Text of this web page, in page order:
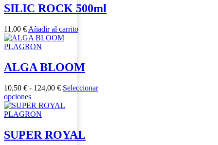
página
de
producto
hasta
52,00 €
variantes.
Las
se
pueden
elegir
la
página
de
producto
SILIC ROCK 500ml
11,00 € Añadir al carrito
PLAGRON
ALGA BLOOM
10,50 € - 124,00 €Rango
precios:
hasta
124,00 €
Seleccionar
opcionesEste
producto
tiene
variantes.
Las
PLAGRON
SUPER ROYAL